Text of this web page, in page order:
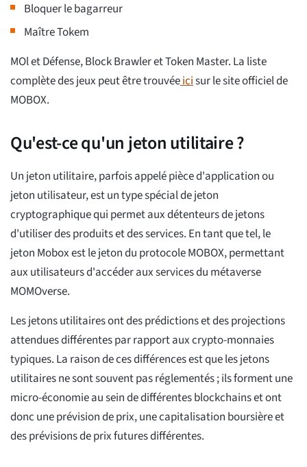
Bloquer le bagarreur
Maître Tokem
MOl et Défense, Block Brawler et Token Master. La liste
complète des jeux peut être trouvéeicisur le site officiel de
MOBOX.
Qu'est-ce qu'un jeton utilitaire ?
Un jeton utilitaire, parfois appelé pièce d'application ou
jeton utilisateur, est un type spécial de jeton
cryptographique qui permet aux détenteurs de jetons
d'utiliser des produits et des services. En tant que tel, le
jeton Mobox est le jeton du protocole MOBOX, permettant
aux utilisateurs d'accéder aux services du métaverse
MOMOverse.
Les jetons utilitaires ont des prédictions et des projections
attendues différentes par rapport aux crypto-monnaies
typiques. La raison de ces différences est que les jetons
utilitaires ne sont souvent pas réglementés ; ils forment une
micro-économie au sein de différentes blockchains et ont
donc une prévision de prix, une capitalisation boursière et
des prévisions de prix futures différentes.